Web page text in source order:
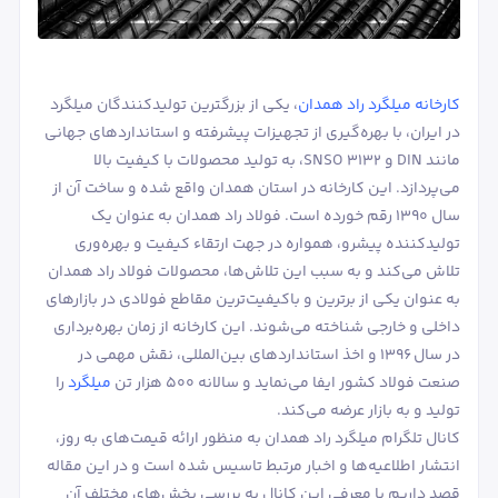
کارخانه میلگرد راد همدان، یکی از بزرگترین تولیدکنندگان میلگرد
در ایران، با بهره‌گیری از تجهیزات پیشرفته و استانداردهای جهانی
مانند DIN و SNSO 3132، به تولید محصولات با کیفیت بالا
می‌پردازد. این کارخانه در استان همدان واقع شده و ساخت آن از
سال 1390 رقم خورده است. فولاد راد همدان به عنوان یک
تولیدکننده پیشرو، همواره در جهت ارتقاء کیفیت و بهره‌وری
تلاش می‌کند و به سبب این تلاش‌ها، محصولات فولاد راد همدان
به عنوان یکی از برترین و باکیفیت‌ترین مقاطع فولادی در بازارهای
داخلی و خارجی شناخته می‌شوند. این کارخانه از زمان بهره‌برداری
در سال 1396 و اخذ استانداردهای بین‌المللی، نقش مهمی در
صنعت فولاد کشور ایفا می‌نماید و سالانه ۵۰۰ هزار تن
میلگردرا
تولید و به بازار عرضه می‌کند.
کانال تلگرام میلگرد راد همدان به منظور ارائه قیمت‌های به روز،
انتشار اطلاعیه‌ها و اخبار مرتبط تاسیس شده است و در این مقاله